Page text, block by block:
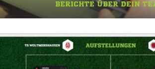
BERICHTE ÜBER DEIN